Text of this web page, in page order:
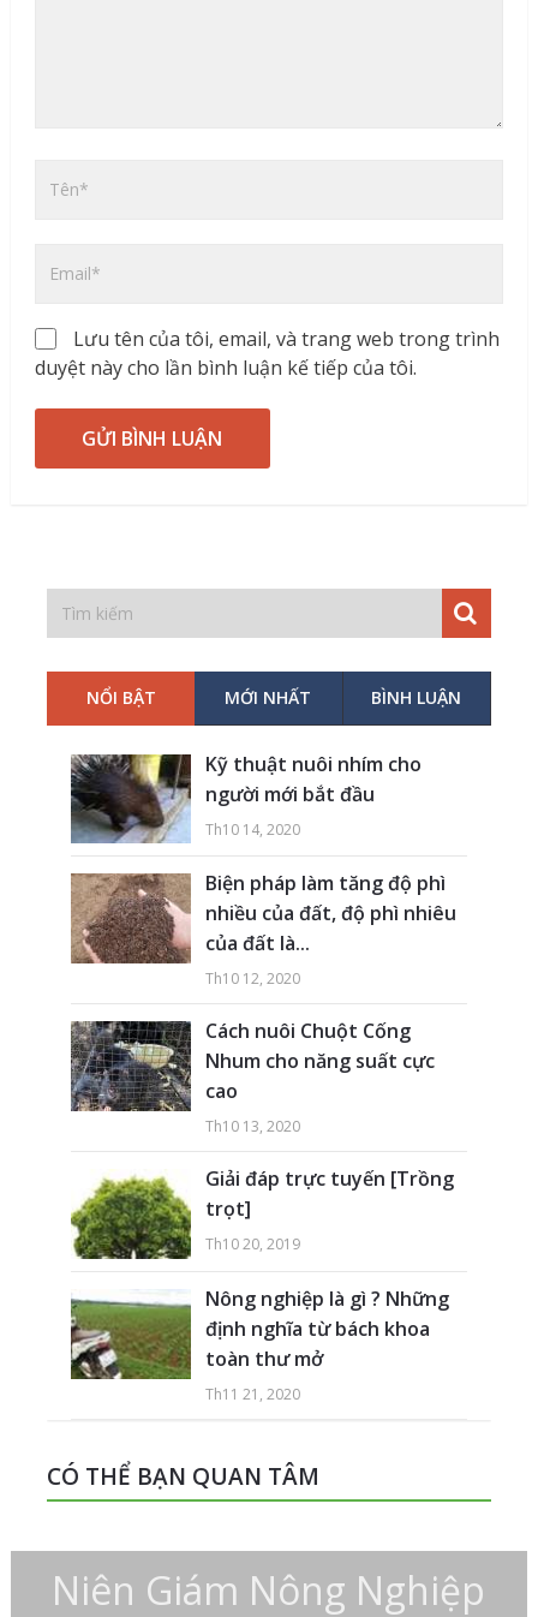
Lưu tên của tôi, email, và trang web trong trình
duyệt này cho lần bình luận kế tiếp của tôi.
NỔI BẬT MỚI NHẤT BÌNH LUẬN
Kỹ thuật nuôi nhím cho
người mới bắt đầu
Th10 14, 2020
Biện pháp làm tăng độ phì
nhiều của đất, độ phì nhiêu
của đất là...
Th10 12, 2020
Cách nuôi Chuột Cống
Nhum cho năng suất cực
cao
Th10 13, 2020
Giải đáp trực tuyến [Trồng
trọt]
Th10 20, 2019
Nông nghiệp là gì ? Những
định nghĩa từ bách khoa
toàn thư mở
Th11 21, 2020
CÓ THỂ BẠN QUAN TÂM
Niên Giám Nông Nghiệp